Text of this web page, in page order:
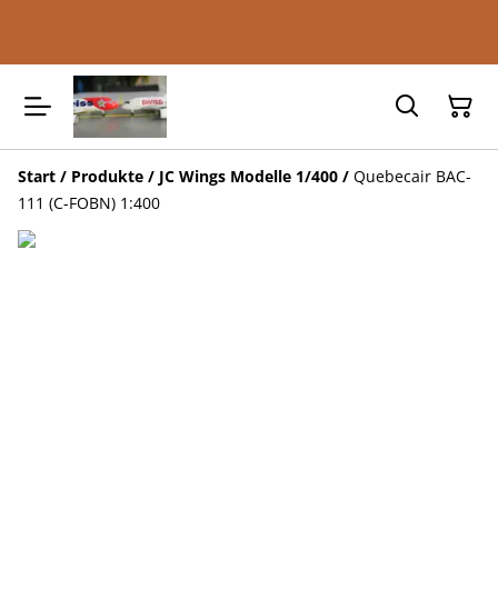
Start / Produkte / JC Wings Modelle 1/400 / Quebecair BAC-
111 (C-FOBN) 1:400